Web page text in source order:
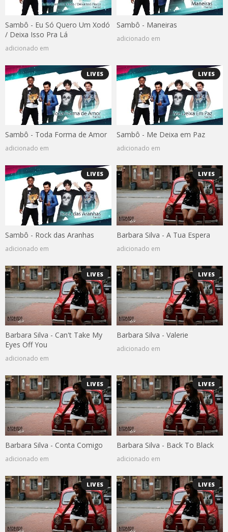
Sambô - Eu Só Quero Um Xodó
/ Deixa Isso Pra Lá
adicionado em
Sambô - Maneiras
adicionado em
LIVES
Sambô - Toda Forma de Amor
adicionado em
LIVES
Sambô - Me Deixa em Paz
adicionado em
LIVES
Sambô - Rock das Aranhas
adicionado em
LIVES
Barbara Silva - A Tua Espera
adicionado em
LIVES
Barbara Silva - Can't Take My
Eyes Off You
adicionado em
LIVES
Barbara Silva - Valerie
adicionado em
LIVES
Barbara Silva - Conta Comigo
adicionado em
LIVES
Barbara Silva - Back To Black
adicionado em
LIVES LIVES